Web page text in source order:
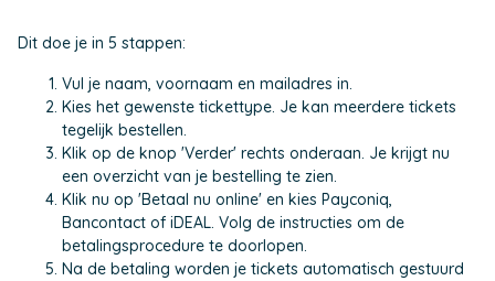
Dit doe je in 5 stappen:
Vul je naam, voornaam en mailadres in.
Kies het gewenste tickettype. Je kan meerdere tickets
tegelijk bestellen.
Klik op de knop 'Verder' rechts onderaan. Je krijgt nu
een overzicht van je bestelling te zien.
Klik nu op 'Betaal nu online' en kies Payconiq,
Bancontact of iDEAL. Volg de instructies om de
betalingsprocedure te doorlopen.
Na de betaling worden je tickets automatisch gestuurd